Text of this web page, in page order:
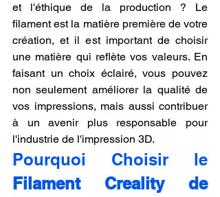
et l'éthique de la production ? Le
filament est la matière première de votre
création, et il est important de choisir
une matière qui reflète vos valeurs. En
faisant un choix éclairé, vous pouvez
non seulement améliorer la qualité de
vos impressions, mais aussi contribuer
à un avenir plus responsable pour
l'industrie de l'impression 3D.
Filament Creality de